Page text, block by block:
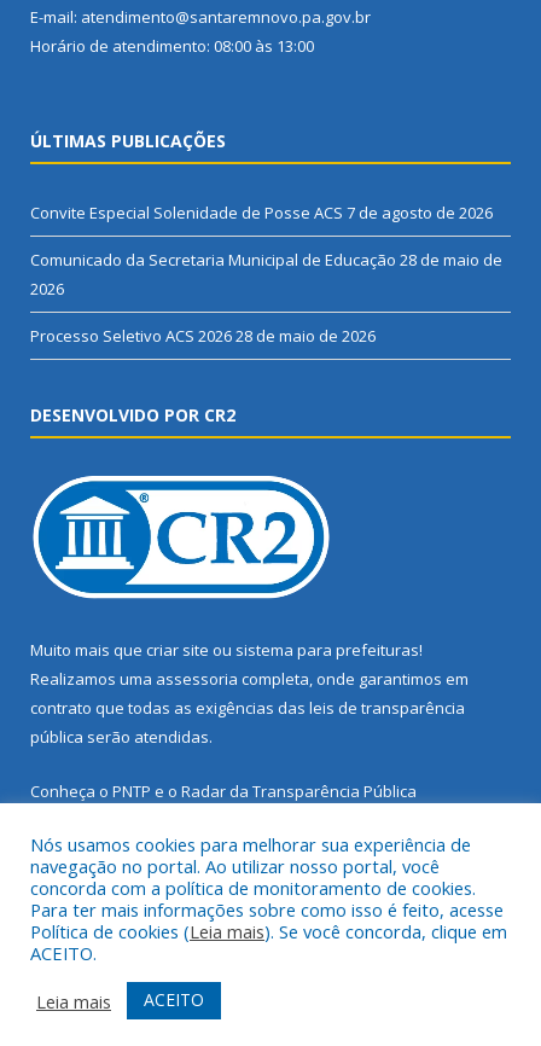
E-mail: atendimento@santaremnovo.pa.gov.br
Horário de atendimento: 08:00 às 13:00
ÚLTIMAS PUBLICAÇÕES
Convite Especial Solenidade de Posse ACS 7 de agosto de 2026
Comunicado da Secretaria Municipal de Educação 28 de maio de
2026
Processo Seletivo ACS 202628 de maio de 2026
DESENVOLVIDO POR CR2
Muito mais que criar site ou sistema para prefeituras!
Realizamos uma assessoria completa, onde garantimos em
contrato que todas as exigências das leis de transparência
pública serão atendidas.
Conheça o PNTP e o Radar da Transparência Pública
Todos os direitos reservados a Prefeitura Municipal de Santarém
Novo.
Mapa do Site
Acessar Área Administrativa
Acessar Webmail
Nós usamos cookies para melhorar sua experiência de
navegação no portal. Ao utilizar nosso portal, você
concorda com a política de monitoramento de cookies.
Para ter mais informações sobre como isso é feito, acesse
Política de cookies (Leia mais). Se você concorda, clique em
ACEITO.
Leia mais
ACEITO